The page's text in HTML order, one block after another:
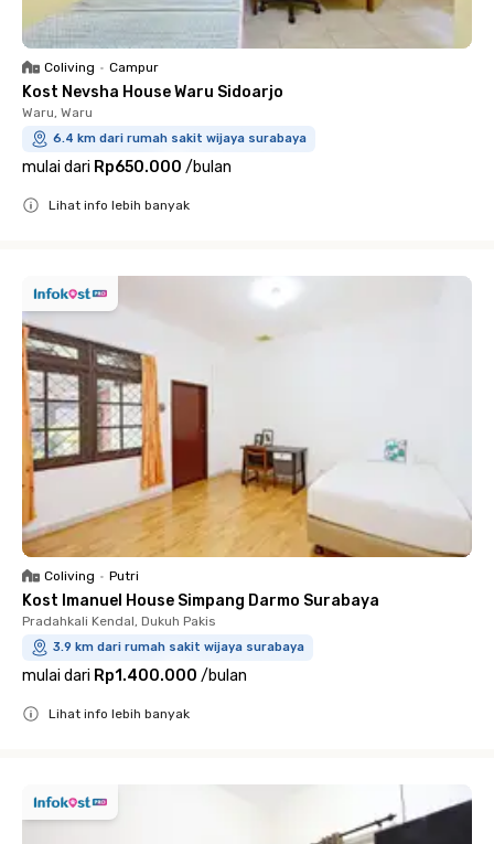
Coliving • Campur
Kost Nevsha House Waru Sidoarjo
Waru, Waru
6.4 km dari rumah sakit wijaya surabaya
mulai dari Rp650.000 /bulan
Lihat info lebih banyak
Coliving • Putri
Kost Imanuel House Simpang Darmo Surabaya
Pradahkali Kendal, Dukuh Pakis
3.9 km dari rumah sakit wijaya surabaya
mulai dari Rp1.400.000 /bulan
Lihat info lebih banyak